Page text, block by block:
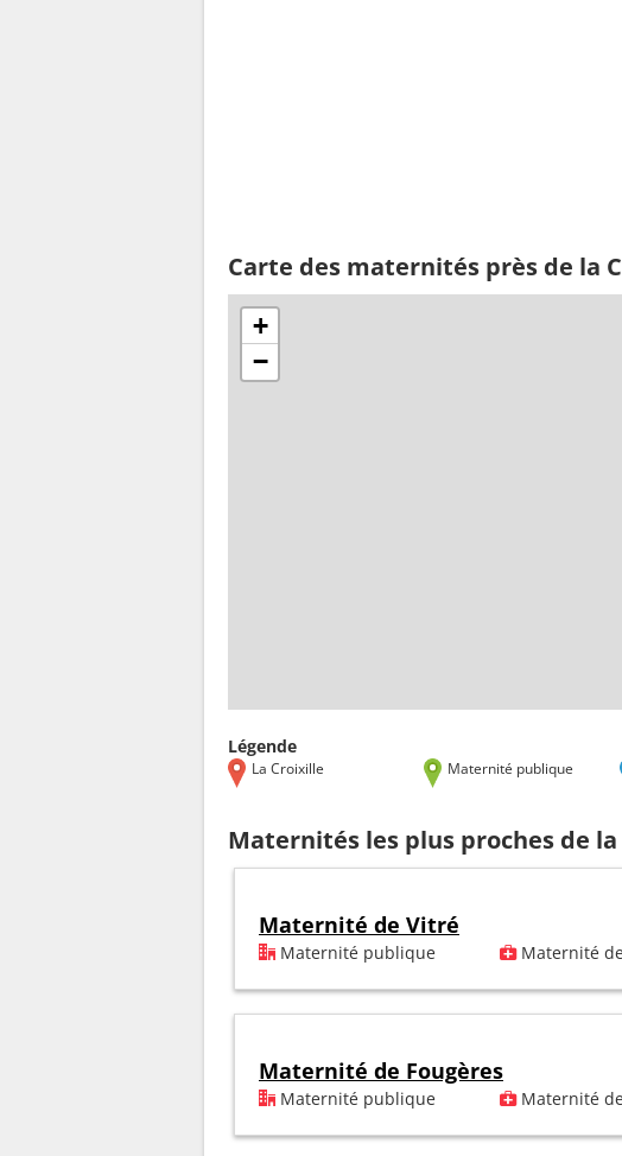
Carte des maternités près de la
+
−
Légende
La Croixille Maternité publique
Maternités les plus proches de
Maternité de Vitré
Maternité publique Maternité
Maternité de Fougères
Maternité publique Maternité